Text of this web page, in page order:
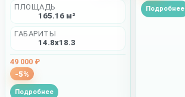
ПЛОЩАДЬ
165.16 м²
ГАБАРИТЫ
14.8x18.3
49 000 ₽
-5%
Подробнее
Подробнее